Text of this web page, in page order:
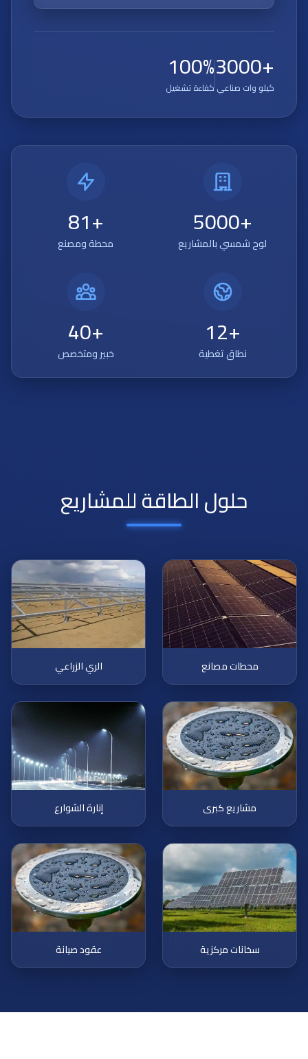
+3000
كيلو وات صناعي
100%
كفاءة تشغيل
+5000
لوح شمسي بالمشاريع
+81
محطة ومصنع
+12
نطاق تغطية
+40
خبير ومتخصص
حلول الطاقة للمشاريع
محطات مصانع الري الزراعي
مشاريع كبرى إنارة الشوارع
سخانات مركزية عقود صيانة